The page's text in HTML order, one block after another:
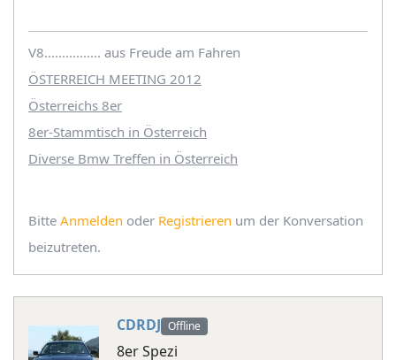
V8................ aus Freude am Fahren
ÖSTERREICH MEETING 2012
Österreichs 8er
8er-Stammtisch in Österreich
Diverse Bmw Treffen in Österreich
Bitte Anmelden oder Registrieren um der Konversation
beizutreten.
CDRDJ Offline
8er Spezi